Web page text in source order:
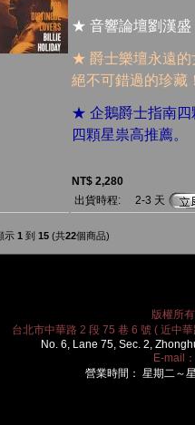
★ 音響論壇劉漢盛
★ 爵士樂壇永遠的
絕不可錯過的珍藏
★ 企鵝爵士指南四
四顆星祟高推薦。
NT$ 2,280
出貨時程:
2-3 天
示 1 到 15 (共22個商品)
版權所
台北市中華路 2 段 75 巷 6 號 ( 近中
No. 6, Lane 75, Sec. 2,
E-mail：
營業時間： 星期二～